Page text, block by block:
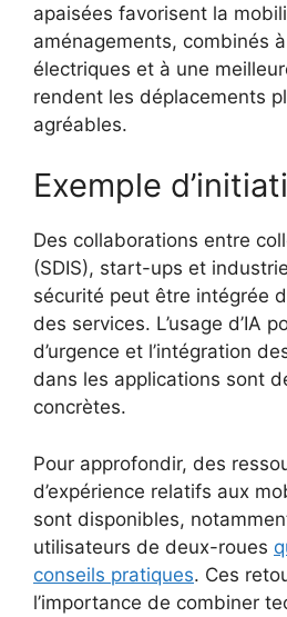
apaisées favorisent la
aménagements, combinés
électriques et à une
rendent les déplacements
agréables.
Exemple
Des collaborations entre
(SDIS), start-ups et
sécurité peut être intégrée
des services. L’usage d’IA
d’urgence et l’intégration
dans les applications sont
concrètes.
Pour approfondir, des
d’expérience relatifs aux
sont disponibles,
utilisateurs de deux-roues
conseils pratiques. Ces
l’importance de combiner